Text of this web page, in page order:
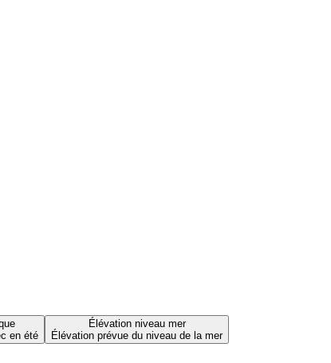
en été
Élévation niveau mer
Élévation prévue du niveau de la mer